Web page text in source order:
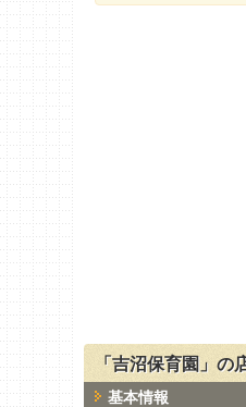
「吉沼保育園」の
基本情報